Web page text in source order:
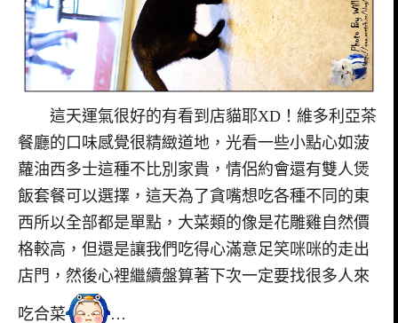
這天運氣很好的有看到店貓耶XD！維多利亞茶
餐廳的口味感覺很精緻道地，光看一些小點心如菠
蘿油西多士這種不比別家貴，情侶約會還有雙人煲
飯套餐可以選擇，這天為了貪嘴想吃各種不同的東
西所以全部都是單點，大菜類的像是花雕雞自然價
格較高，但還是讓我們吃得心滿意足笑咪咪的走出
店門，然後心裡繼續盤算著下次一定要找很多人來
吃合菜 …